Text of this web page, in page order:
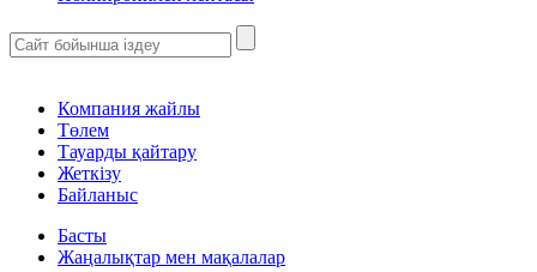
Компания жайлы
Төлем
Тауарды қайтару
Жеткізу
Байланыс
Басты
Жаңалықтар мен мақалалар